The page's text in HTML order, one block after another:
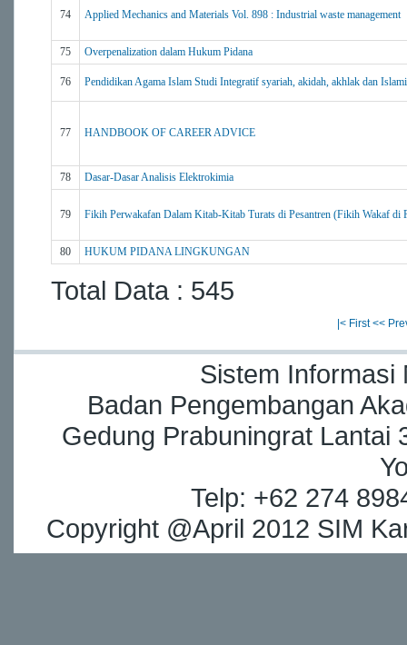
74 Applied Mechanics and Materials Vol. 898 : Industrial waste management
75 Overpenalization dalam Hukum Pidana
76 Pendidikan Agama Islam Studi Integratif syariah, akidah, akhlak dan
77 HANDBOOK OF CAREER ADVICE
78 Dasar-Dasar Analisis Elektrokimia
79 Fikih Perwakafan Dalam Kitab-Kitab Turats di Pesantren (Fikih Wakaf di
80 HUKUM PIDANA LINGKUNGAN
Total Data : 545
|< First <<
Sistem Informasi
Badan Pengembangan
Gedung Prabuningrat Lantai
Telp: +62 274
Copyright @April 2012 SIM